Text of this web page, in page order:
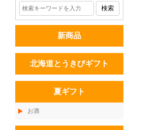
新商品
北海道とうきびギフト
夏ギフト
お酒